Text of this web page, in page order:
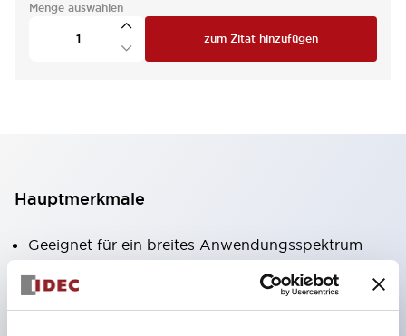
Menge auswählen
zum Zitat hinzufügen
Hauptmerkmale
Geeignet für ein breites Anwendungsspektrum
von der Konsumelektronik bis zum FA-Bereich
LED-Beleuchtungseinheit mit integriertem